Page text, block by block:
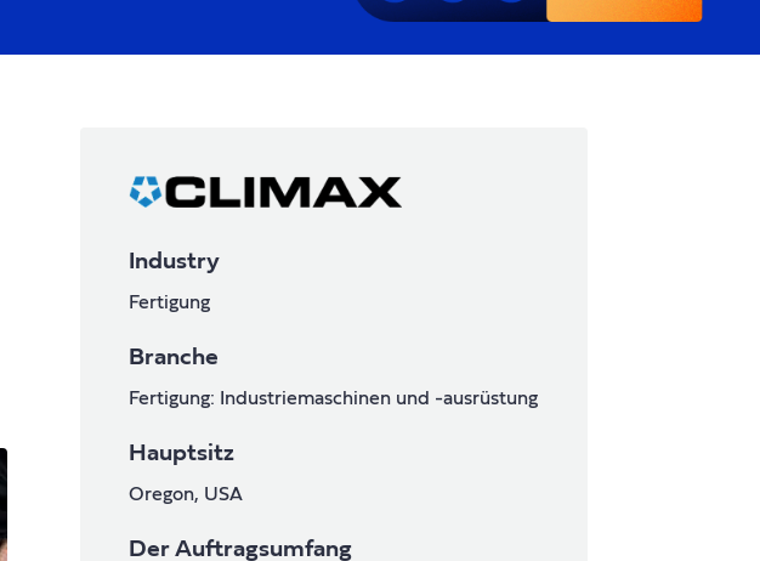
Industry
Fertigung
Branche
Fertigung: Industriemaschinen und -ausrüstung
Hauptsitz
Oregon, USA
Der Auftragsumfang